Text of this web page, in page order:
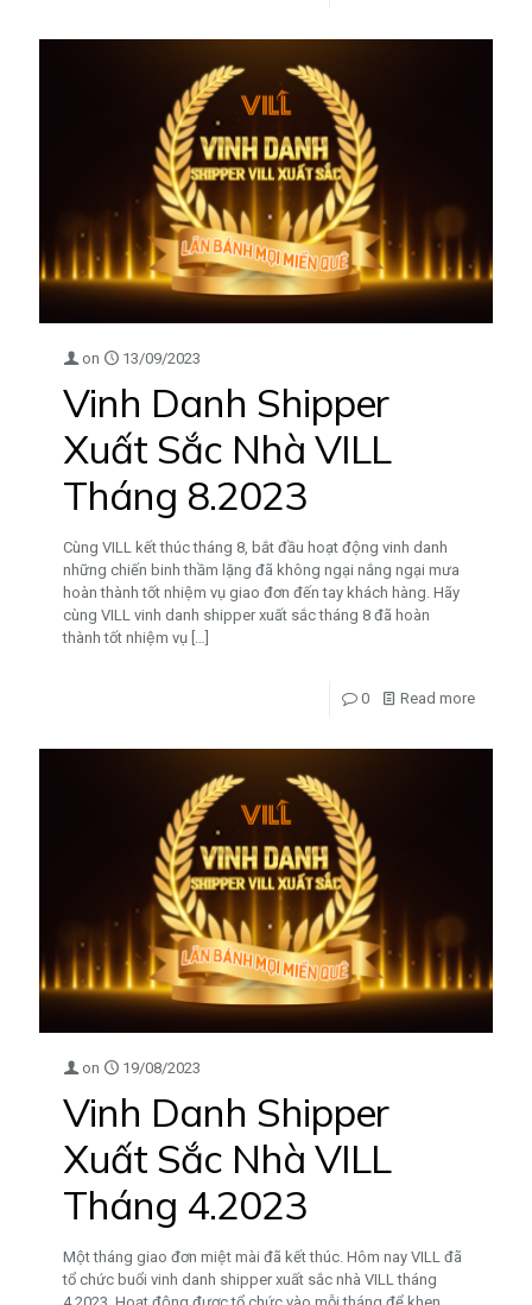
on 13/09/2023
Vinh Danh Shipper
Xuất Sắc Nhà VILL
Tháng 8.2023
Cùng VILL kết thúc tháng 8, bắt đầu hoạt động vinh danh
những chiến binh thầm lặng đã không ngại nắng ngại mưa
hoàn thành tốt nhiệm vụ giao đơn đến tay khách hàng. Hãy
cùng VILL vinh danh shipper xuất sắc tháng 8 đã hoàn
thành tốt nhiệm vụ […]
0 Read more
on 19/08/2023
Vinh Danh Shipper
Xuất Sắc Nhà VILL
Tháng 4.2023
Một tháng giao đơn miệt mài đã kết thúc. Hôm nay VILL đã
tổ chức buổi vinh danh shipper xuất sắc nhà VILL tháng